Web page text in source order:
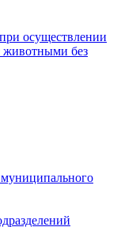
осуществлении
животными без